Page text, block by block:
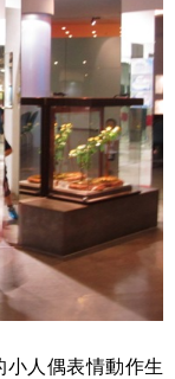
人偶表情動作生